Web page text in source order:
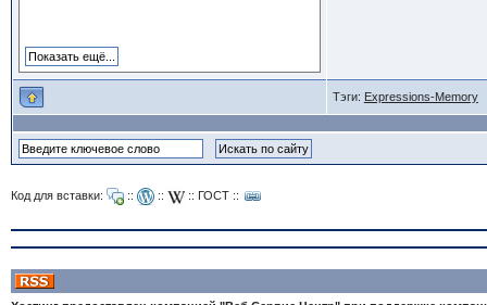
Тэги: Expressions-Memory
Код для вставки: :: :: :: ГОСТ::